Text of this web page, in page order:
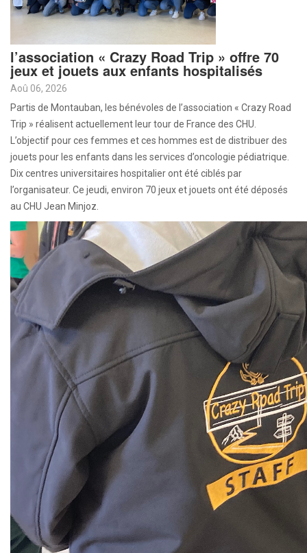
l’association « Crazy Road Trip » offre 70
jeux et jouets aux enfants hospitalisés
Aoû 06, 2026
Partis de Montauban, les bénévoles de l’association « Crazy Road
Trip » réalisent actuellement leur tour de France des CHU.
L’objectif pour ces femmes et ces hommes est de distribuer des
jouets pour les enfants dans les services d’oncologie pédiatrique.
Dix centres universitaires hospitalier ont été ciblés par
l’organisateur. Ce jeudi, environ 70 jeux et jouets ont été déposés
au CHU Jean Minjoz.